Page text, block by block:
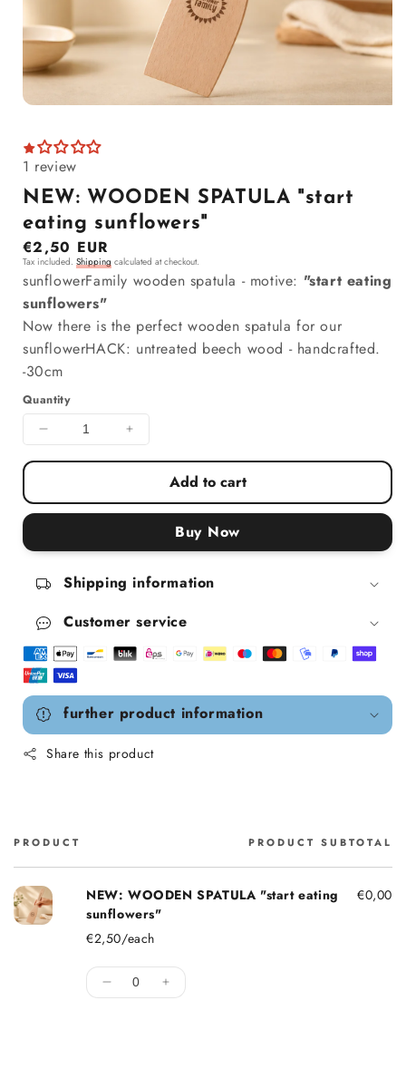
1 review
NEW: WOODEN SPATULA "start
eating sunflowers"
Regular price
€2,50 EUR
Tax included. Shipping calculated at checkout.
sunflowerFamily wooden spatula - motive: "start eating
sunflowers"
Now there is the perfect wooden spatula for our
sunflowerHACK: untreated beech wood - handcrafted.
-30cm
Quantity
Decrease quantity for NEW: WOODEN
Increase quantity for NEW:
Add to cart
Buy Now
Shipping information
Customer service
further product information
Share this product
Cart
PRODUCT PRODUCT SUBTOTAL
NEW: WOODEN SPATULA "start eating
sunflowers"
€2,50/each
€0,00
Quantity
Decrease quantity for Default Title
Increase quantity for Default Title